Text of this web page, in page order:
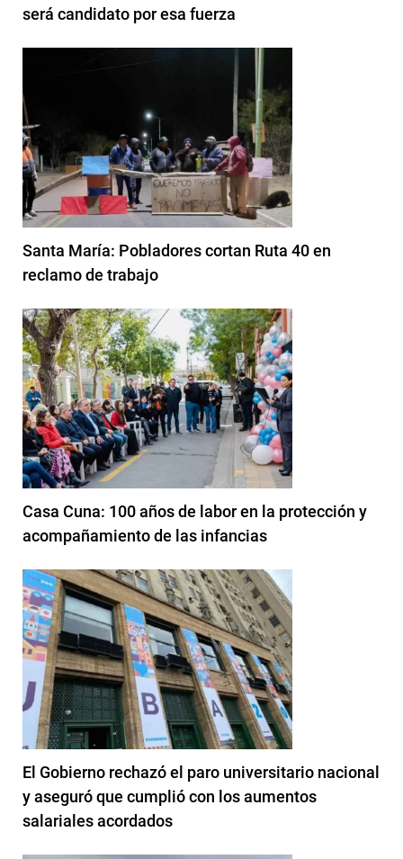
será candidato por esa fuerza
Santa María: Pobladores cortan Ruta 40 en
reclamo de trabajo
Casa Cuna: 100 años de labor en la protección y
acompañamiento de las infancias
El Gobierno rechazó el paro universitario nacional
y aseguró que cumplió con los aumentos
salariales acordados